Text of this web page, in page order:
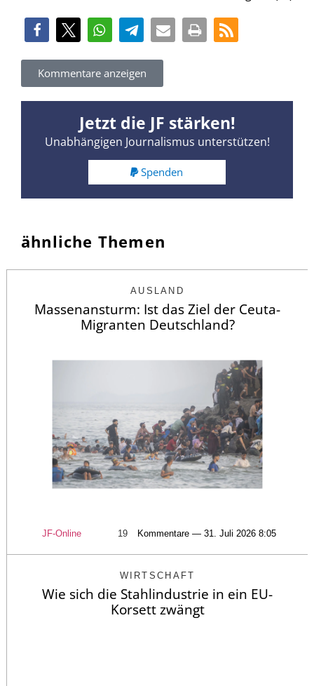
Kommentare anzeigen
Jetzt die JF stärken!
Unabhängigen Journalismus unterstützen!
Spenden
ähnliche Themen
AUSLAND
Massenansturm: Ist das Ziel der Ceuta-
Migranten Deutschland?
JF-Online 19 Kommentare — 31. Juli 2026 8:05
WIRTSCHAFT
Wie sich die Stahlindustrie in ein EU-
Korsett zwängt